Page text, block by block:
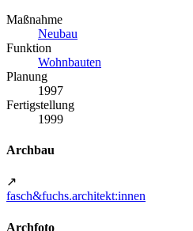
Maßnahme
Neubau
Funktion
Wohnbauten
Planung
1997
Fertigstellung
1999
Archbau
↗
fasch&fuchs.architekt:innen
Archfoto